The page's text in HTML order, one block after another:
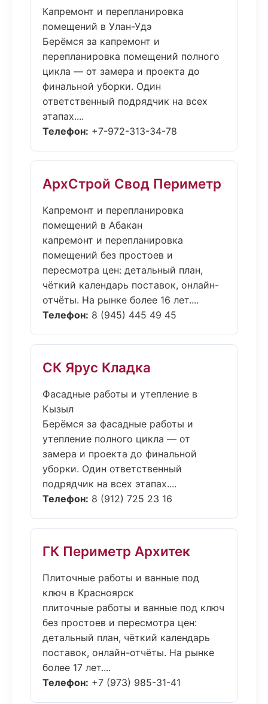
Капремонт и перепланировка
помещений в Улан-Удэ
Берёмся за капремонт и
перепланировка помещений полного
цикла — от замера и проекта до
финальной уборки. Один
ответственный подрядчик на всех
этапах....
Телефон: +7-972-313-34-78
АрхСтрой Свод Периметр
Капремонт и перепланировка
помещений в Абакан
капремонт и перепланировка
помещений без простоев и
пересмотра цен: детальный план,
чёткий календарь поставок, онлайн-
отчёты. На рынке более 16 лет....
Телефон: 8 (945) 445 49 45
СК Ярус Кладка
Фасадные работы и утепление в
Кызыл
Берёмся за фасадные работы и
утепление полного цикла — от
замера и проекта до финальной
уборки. Один ответственный
подрядчик на всех этапах....
Телефон: 8 (912) 725 23 16
ГК Периметр Архитек
Плиточные работы и ванные под
ключ в Красноярск
плиточные работы и ванные под ключ
без простоев и пересмотра цен:
детальный план, чёткий календарь
поставок, онлайн-отчёты. На рынке
более 17 лет....
Телефон: +7 (973) 985-31-41